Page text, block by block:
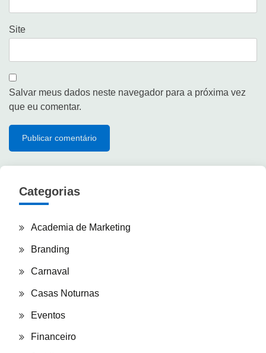
Site
Salvar meus dados neste navegador para a próxima vez
que eu comentar.
Categorias
Academia de Marketing
Branding
Carnaval
Casas Noturnas
Eventos
Financeiro